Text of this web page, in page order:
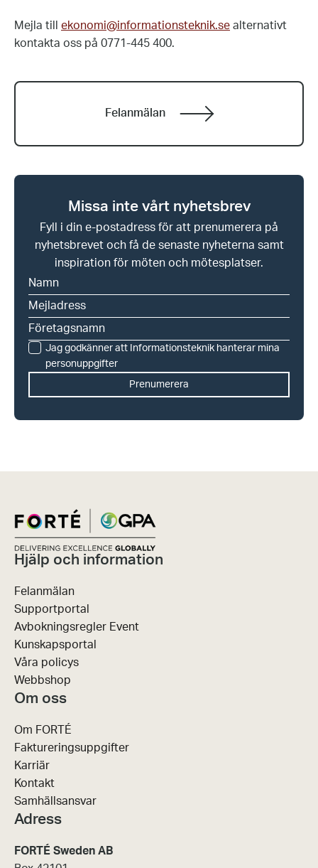
Mejla till ekonomi@informationsteknik.se alternativt
kontakta oss på 0771-445 400.
Felanmälan
Missa inte vårt nyhetsbrev
Fyll i din e-postadress för att prenumerera på
nyhetsbrevet och få de senaste nyheterna samt
inspiration för möten och mötesplatser.
Jag godkänner att Informationsteknik hanterar mina
personuppgifter
Prenumerera
Hjälp och information
Felanmälan
Supportportal
Avbokningsregler Event
Kunskapsportal
Våra policys
Webbshop
Om oss
Om FORTÉ
Faktureringsuppgifter
Karriär
Kontakt
Samhällsansvar
Adress
FORTÉ Sweden AB